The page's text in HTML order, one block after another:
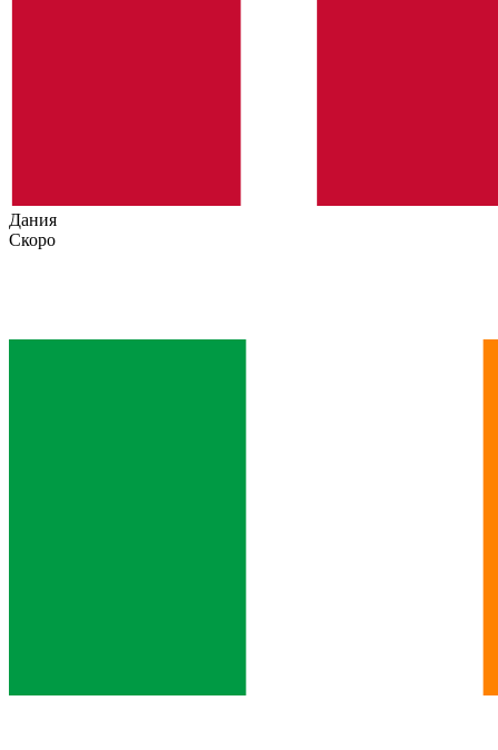
Дания
Скоро